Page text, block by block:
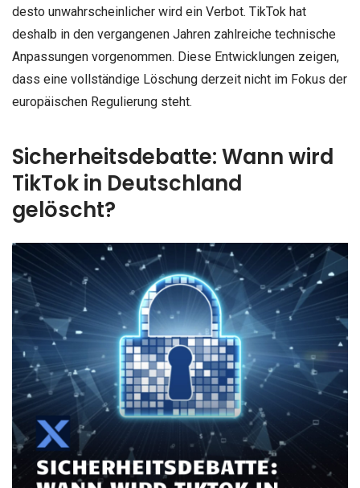
desto unwahrscheinlicher wird ein Verbot. TikTok hat
deshalb in den vergangenen Jahren zahlreiche technische
Anpassungen vorgenommen. Diese Entwicklungen zeigen,
dass eine vollständige Löschung derzeit nicht im Fokus der
europäischen Regulierung steht.
Sicherheitsdebatte: Wann wird
TikTok in Deutschland
gelöscht?